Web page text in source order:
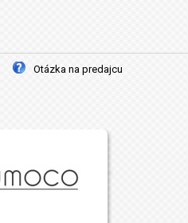
Otázka na predajcu